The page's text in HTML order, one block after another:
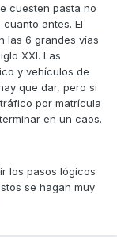
cuesten pasta no
antes. El
las 6 grandes vías
XXI. Las
y vehículos de
que dar, pero si
por matrícula
en un caos.
los pasos lógicos
se hagan muy